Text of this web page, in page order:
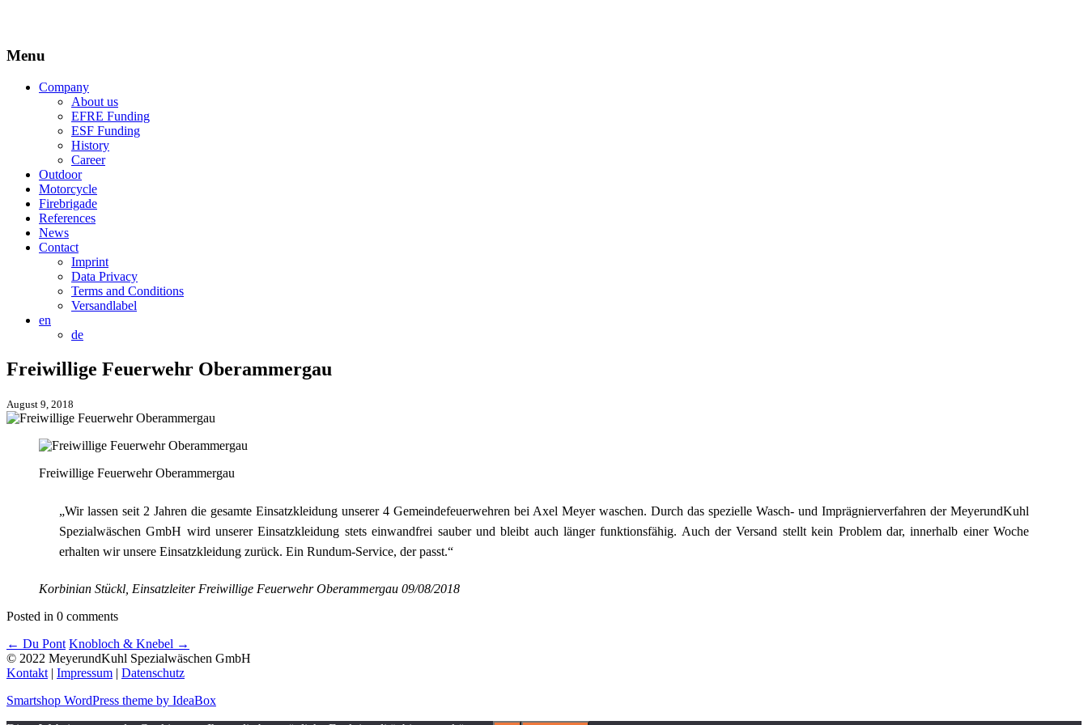
Menu
Company
About us
EFRE Funding
ESF Funding
History
Career
Outdoor
Motorcycle
Firebrigade
References
News
Contact
Imprint
Data Privacy
Terms and Conditions
Versandlabel
en
de
Freiwillige Feuerwehr Oberammergau
August 9, 2018
Freiwillige Feuerwehr Oberammergau
„Wir lassen seit 2 Jahren die gesamte Einsatzkleidung unserer 4 Gemeindefeuerwehren bei Axel Meyer waschen. Durch das spezielle Wasch- und Imprägnierverfahren der MeyerundKuhl
Spezialwäschen GmbH wird unserer Einsatzkleidung stets einwandfrei sauber und bleibt auch länger funktionsfähig. Auch der Versand stellt kein Problem dar, innerhalb einer Woche
erhalten wir unsere Einsatzkleidung zurück. Ein Rundum-Service, der passt.“
Korbinian Stückl, Einsatzleiter Freiwillige Feuerwehr Oberammergau 09/08/2018
Posted in 0 comments
← Du Pont Knobloch & Knebel →
© 2022 MeyerundKuhl Spezialwäschen GmbH
Kontakt | Impressum | Datenschutz
Smartshop WordPress theme by IdeaBox